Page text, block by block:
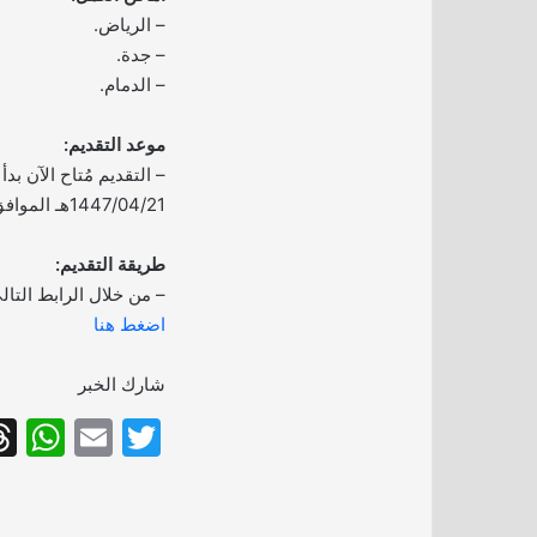
– الرياض.
– جدة.
– الدمام.
موعد التقديم:
– التقديم مُتاح الآن بدأ
1447/04/21هـ الموافق 2025/10/13م.
طريقة التقديم:
– من خلال الرابط
اضغط هنا
شارك الخبر
T
E
W